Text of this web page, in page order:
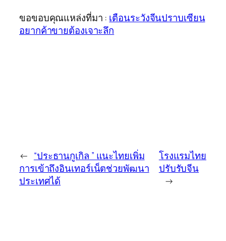
ขอขอบคุณแหล่งที่มา : เตือนระวังจีนปราบเซียน
อยากค้าขายต้องเจาะลึก
← “ประธานกูเกิล ” แนะไทยเพิ่ม
การเข้าถึงอินเทอร์เน็ตช่วยพัฒนา
ประเทศได้
โรงแรมไทย
ปรับรับจีน
→